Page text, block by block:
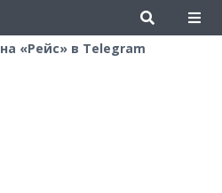
на «Рейс» в Telegram